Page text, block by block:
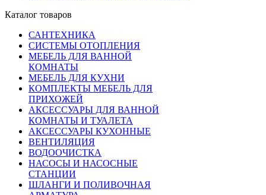
Каталог товаров
САНТЕХНИКА
СИСТЕМЫ ОТОПЛЕНИЯ
МЕБЕЛЬ ДЛЯ ВАННОЙ
КОМНАТЫ
МЕБЕЛЬ ДЛЯ КУХНИ
КОМПЛЕКТЫ МЕБЕЛЬ ДЛЯ
ПРИХОЖЕЙ
АКСЕССУАРЫ ДЛЯ ВАННОЙ
КОМНАТЫ И ТУАЛЕТА
АКСЕССУАРЫ КУХОННЫЕ
ВЕНТИЛЯЦИЯ
ВОДООЧИСТКА
НАСОСЫ И НАСОСНЫЕ
СТАНЦИИ
ШЛАНГИ И ПОЛИВОЧНАЯ